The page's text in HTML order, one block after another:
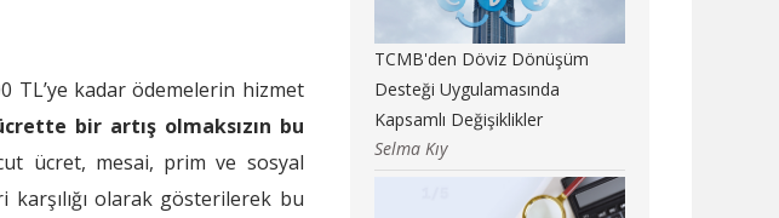
TL’ye kadar ödemelerin hizmet
bir artış olmaksızın bu
ücret, mesai, prim ve sosyal
karşılığı olarak gösterilerek bu
TCMB'den Döviz Dönüşüm
Desteği Uygulamasında
Kapsamlı Değişiklikler
Selma Kıy